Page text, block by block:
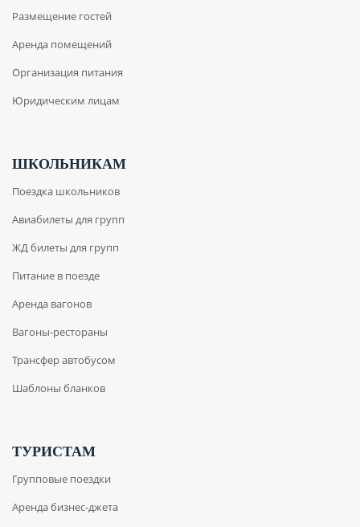
Размещение гостей
Аренда помещений
Организация питания
Юридическим лицам
ШКОЛЬНИКАМ
Поездка школьников
Авиабилеты для групп
ЖД билеты для групп
Питание в поезде
Аренда вагонов
Вагоны-рестораны
Трансфер автобусом
Шаблоны бланков
ТУРИСТАМ
Групповые поездки
Аренда бизнес-джета